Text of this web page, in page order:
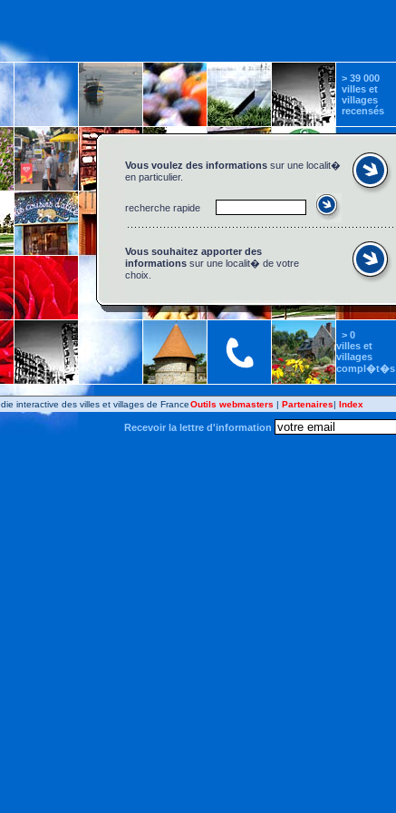
> 39 000
villes et
villages
recensés
Vous voulez des informations sur une localit�
en particulier.
recherche rapide
Vous souhaitez apporter des
informationssur une localit� de votre
choix.
> 0
villes et
villages
compl�t�s
interactive des villes et villages de FranceOutils webmasters | Partenaires| Index
Recevoir la lettre d'information